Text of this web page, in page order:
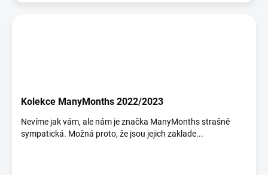
Kolekce ManyMonths 2022/2023
Nevíme jak vám, ale nám je značka ManyMonths strašně
sympatická. Možná proto, že jsou jejich zaklade...